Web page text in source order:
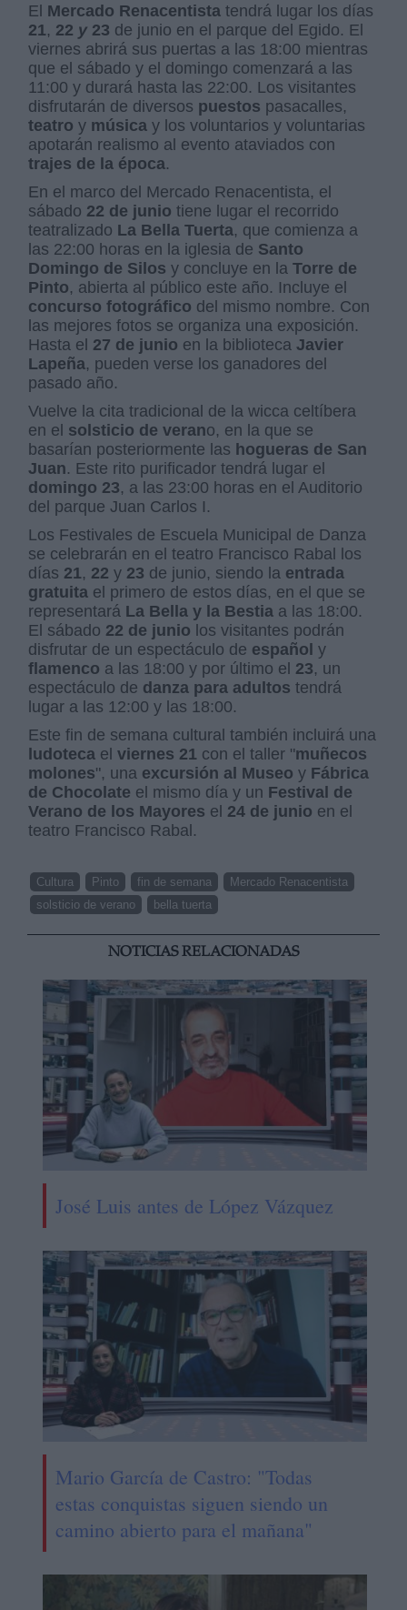
El Mercado Renacentista tendrá lugar los días
21, 22 y 23 de junio en el parque del Egido. El
viernes abrirá sus puertas a las 18:00 mientras
que el sábado y el domingo comenzará a las
11:00 y durará hasta las 22:00. Los visitantes
disfrutarán de diversos puestos pasacalles,
teatroy música y los voluntarios y voluntarias
apotarán realismo al evento ataviados con
trajes de la época.
En el marco del Mercado Renacentista, el
sábado 22 de junio tiene lugar el recorrido
teatralizado La Bella Tuerta, que comienza a
las 22:00 horas en la iglesia de Santo
Domingo de Silos y concluye en la Torre de
Pinto, abierta al público este año. Incluye el
concurso fotográfico del mismo nombre. Con
las mejores fotos se organiza una exposición.
Hasta el 27 de junio en la biblioteca Javier
Lapeña, pueden verse los ganadores del
pasado año.
Vuelve la cita tradicional de la wicca celtíbera
en el solsticio de verano, en la que se
basarían posteriormente las hogueras de San
Juan. Este rito purificador tendrá lugar el
domingo 23, a las 23:00 horas en el Auditorio
del parque Juan Carlos I.
Los Festivales de Escuela Municipal de Danza
se celebrarán en el teatro Francisco Rabal los
días 21, 22y 23 de junio, siendo la entrada
gratuita el primero de estos días, en el que se
representará La Bella y la Bestia a las 18:00.
El sábado 22 de junio los visitantes podrán
disfrutar de un espectáculo de españoly
flamenco a las 18:00 y por último el 23, un
espectáculo de danza para adultos tendrá
lugar a las 12:00 y las 18:00.
Este fin de semana cultural también incluirá una
ludoteca elviernes 21 con el taller "muñecos
molones", una excursión al Museoy Fábrica
de Chocolate el mismo día y un Festival de
Verano de los Mayores el 24 de junio en el
teatro Francisco Rabal.
Cultura Pinto fin de semana
Mercado Renacentista
solsticio de verano
bella tuerta
NOTICIAS RELACIONADAS
José Luis antes de López Vázquez
Mario García de Castro: "Todas
estas conquistas siguen siendo un
camino abierto para el mañana"